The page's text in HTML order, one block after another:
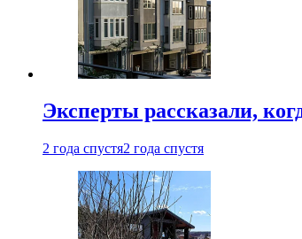
Эксперты рассказали,
2 года спустя2 года спустя